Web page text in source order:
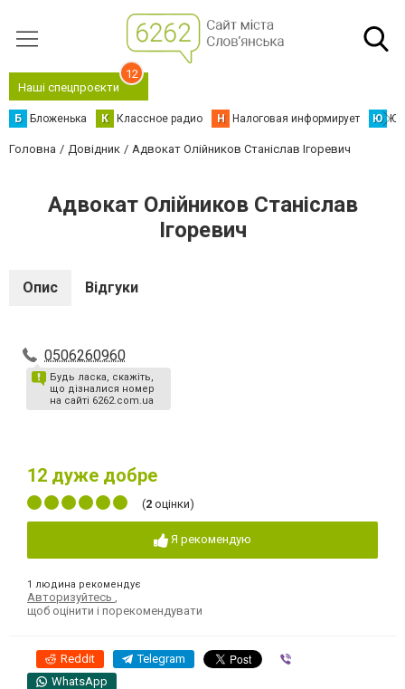
Наші спецпроєкти
12
Б Бложенька К Классное радио Н Налоговая информирует Ю
Головна Довідник Адвокат Олійников Станіслав Ігоревич
Адвокат Олійников Станіслав
Ігоревич
Опис Відгуки
0506260960
Будь ласка, скажіть,
що дізналися номер
на сайті 6262.com.ua
12 дуже добре
(2 оцінки)
Я рекомендую
1 людина рекомендує
Авторизуйтесь
щоб оцінити і порекомендувати
Reddit Telegram
WhatsApp